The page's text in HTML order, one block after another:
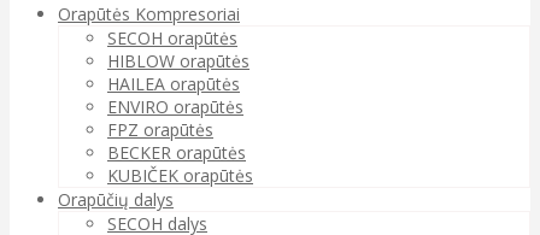
Orapūtės Kompresoriai
SECOH orapūtės
HIBLOW orapūtės
HAILEA orapūtės
ENVIRO orapūtės
FPZ orapūtės
BECKER orapūtės
KUBIČEK orapūtės
Orapūčių dalys
SECOH dalys